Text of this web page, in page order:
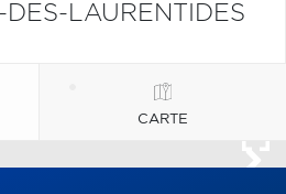
LAURENTIDES
CARTE